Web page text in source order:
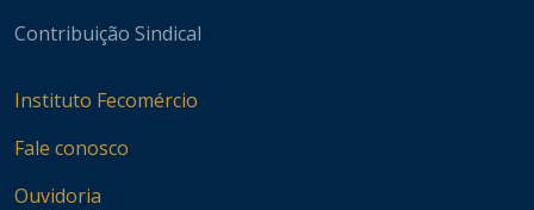
Contribuição Sindical
Instituto Fecomércio
Fale conosco
Ouvidoria